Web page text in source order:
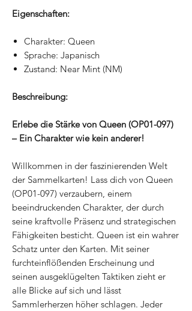
Eigenschaften:
Charakter: Queen
Sprache: Japanisch
Zustand: Near Mint (NM)
Beschreibung:
Erlebe die Stärke von Queen (OP01-097)
– Ein Charakter wie kein anderer!
Willkommen in der faszinierenden Welt
der Sammelkarten! Lass dich von Queen
(OP01-097) verzaubern, einem
beeindruckenden Charakter, der durch
seine kraftvolle Präsenz und strategischen
Fähigkeiten besticht. Queen ist ein wahrer
Schatz unter den Karten. Mit seiner
furchteinflößenden Erscheinung und
seinen ausgeklügelten Taktiken zieht er
alle Blicke auf sich und lässt
Sammlerherzen höher schlagen. Jeder